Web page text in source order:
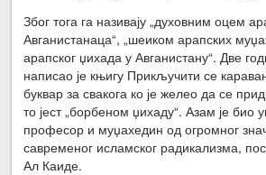
Због тога га називају „духовним оцем
Авганистанаца“, „шеиком арапских
арапског џихада у Авганистану“. Две
написао је књигу Прикључити се
буквар за свакога ко је желео да се
то јест „борбеном џихаду“. Азам је био
професор и муџахедин од огромног
савременог исламског радикализма,
Ал Каиде.